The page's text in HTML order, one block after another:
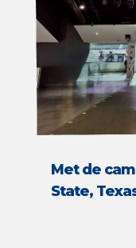
Met de
State,